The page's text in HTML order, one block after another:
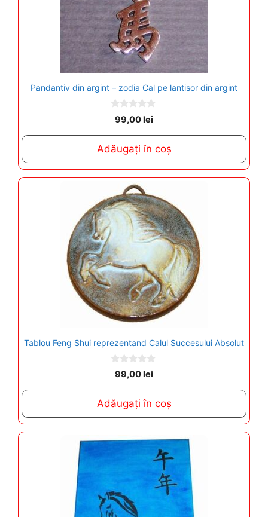
Pandantiv din argint – zodia Cal pe lantisor din argint
o
5
99,00lei
Adăugați în coș
Tablou Feng Shui reprezentand Calul Succesului Absolut
0
o
5
99,00lei
Adăugați în coș